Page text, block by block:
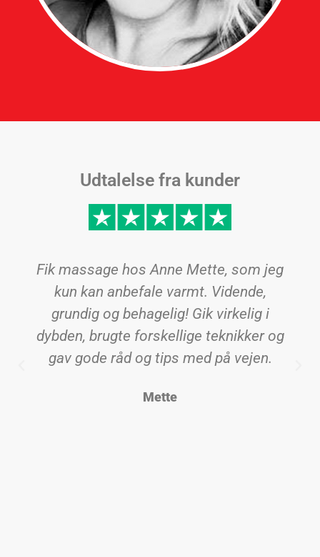
Udtalelse fra kunder
Fik massage hos Anne Mette, som jeg
kun kan anbefale varmt. Vidende,
grundig og behagelig! Gik virkelig i
dybden, brugte forskellige teknikker og
gav gode råd og tips med på vejen.
Mette